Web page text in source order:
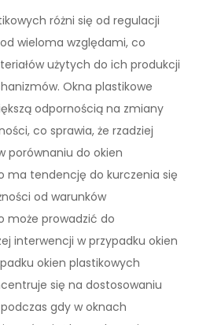
różni się od regulacji
wieloma względami, co
użytych do ich produkcji
Okna plastikowe
odpornością na zmiany
co sprawia, że rzadziej
porównaniu do okien
ma tendencję do kurczenia się
od warunków
może prowadzić do
interwencji w przypadku okien
okien plastikowych
się na dostosowaniu
gdy w oknach